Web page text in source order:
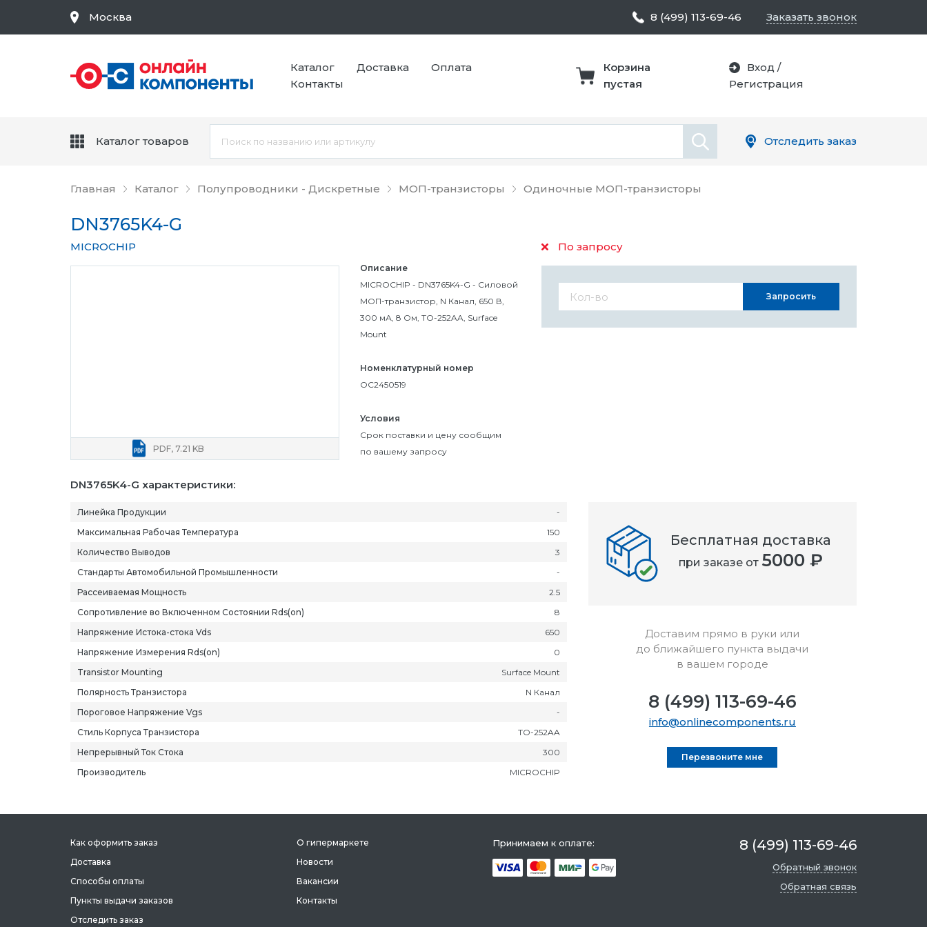
Главная Каталог Полупроводники - Дискретные МОП-транзисторы Одиночные МОП-транзисторы
DN3765K4-G
MICROCHIP По запросу
PDF, 7.21 KB
Описание
MICROCHIP - DN3765K4-G - Силовой
МОП-транзистор, N Канал, 650 В,
300 мА, 8 Ом, TO-252AA, Surface
Mount
Номенклатурный номер
OC2450519
Условия
Cрок поставки и цену сообщим
по вашему запросу
Запросить
DN3765K4-G характеристики:
Линейка Продукции
-
Максимальная Рабочая Температура
150
Количество Выводов
3
Стандарты Автомобильной Промышленности
-
Рассеиваемая Мощность
2.5
Сопротивление во Включенном Состоянии Rds(on)
8
Напряжение Истока-стока Vds
650
Напряжение Измерения Rds(on)
0
Transistor Mounting
Surface Mount
Полярность Транзистора
N Канал
Пороговое Напряжение Vgs
-
Стиль Корпуса Транзистора
TO-252AA
Непрерывный Ток Стока
300
Производитель
MICROCHIP
Бесплатная доставка
при заказе от 5000 ₽
Доставим прямо в руки или
до ближайшего пункта выдачи
в вашем городе
8 (499) 113-69-46
info@onlinecomponents.ru
Перезвоните мне
Москва 8 (499) 113-69-46 Заказать звонок
Каталог Доставка
Оплата
Контакты
Корзина
пустая
Вход /
Регистрация
Каталог товаров Отследить заказ
Как оформить заказ
Доставка
Способы оплаты
Пункты выдачи заказов
Отследить заказ
О гипермаркете
Новости
Вакансии
Контакты
Принимаем к оплате: 8 (499) 113-69-46
Обратный звонок
Обратная связь